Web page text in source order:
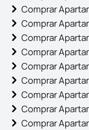
Comprar
Comprar
Comprar
Comprar
Comprar
Comprar
Comprar
Comprar
Comprar